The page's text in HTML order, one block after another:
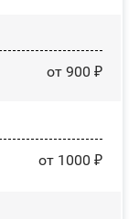
от 900 ₽
от 1000 ₽